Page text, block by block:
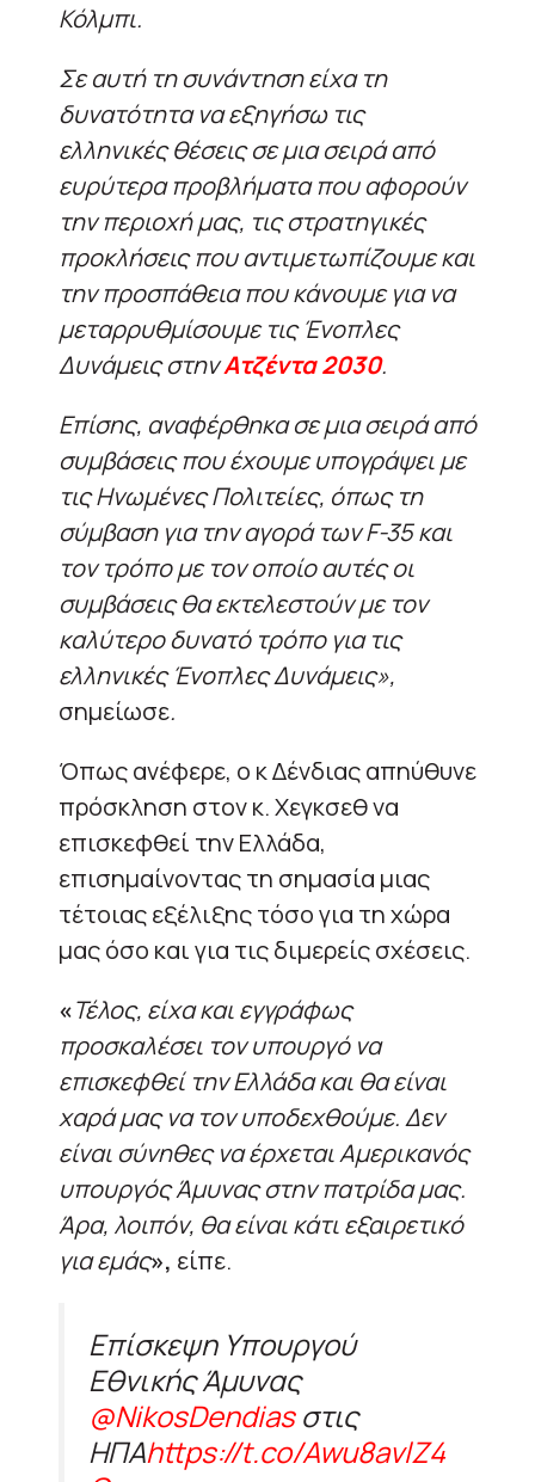
Κόλμπι.
Σε αυτή τη συνάντηση είχα τη
δυνατότητα να εξηγήσω τις
ελληνικές θέσεις σε μια σειρά από
ευρύτερα προβλήματα που αφορούν
την περιοχή μας, τις στρατηγικές
προκλήσεις που αντιμετωπίζουμε και
την προσπάθεια που κάνουμε για να
μεταρρυθμίσουμε τις Ένοπλες
Δυνάμεις στηνΑτζέντα 2030.
Επίσης, αναφέρθηκα σε μια σειρά από
συμβάσεις που έχουμε υπογράψει με
τις Ηνωμένες Πολιτείες, όπως τη
σύμβαση για την αγορά των F-35 και
τον τρόπο με τον οποίο αυτές οι
συμβάσεις θα εκτελεστούν με τον
καλύτερο δυνατό τρόπο για τις
ελληνικές Ένοπλες Δυνάμεις»,
σημείωσε.
Όπως ανέφερε, ο κ Δένδιας απηύθυνε
πρόσκληση στον κ. Χεγκσεθ να
επισκεφθεί την Ελλάδα,
επισημαίνοντας τη σημασία μιας
τέτοιας εξέλιξης τόσο για τη χώρα
μας όσο και για τις διμερείς σχέσεις.
«Τέλος, είχα και εγγράφως
προσκαλέσει τον υπουργό να
επισκεφθεί την Ελλάδα και θα είναι
χαρά μας να τον υποδεχθούμε. Δεν
είναι σύνηθες να έρχεται Αμερικανός
υπουργός Άμυνας στην πατρίδα μας.
Άρα, λοιπόν, θα είναι κάτι εξαιρετικό
για εμάς», είπε.
Επίσκεψη Υπουργού
Εθνικής Άμυνας
@NikosDendiasστις
ΗΠΑhttps://t.co/Awu8avlZ4